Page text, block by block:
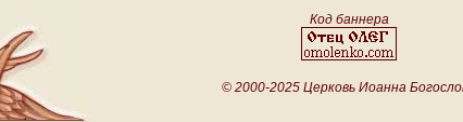
Код баннера
© 2000-2025 Церковь Иоанна